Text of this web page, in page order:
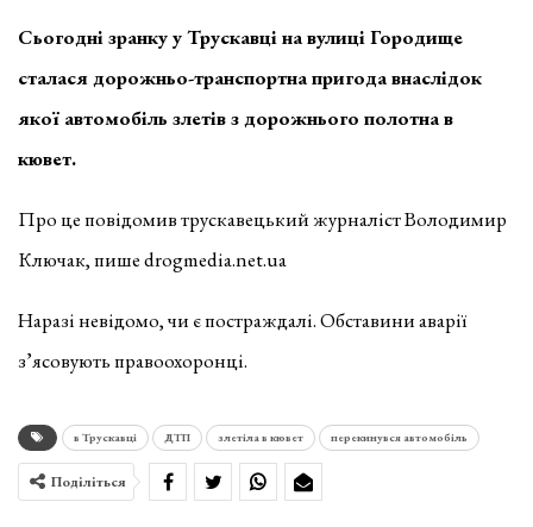
Сьогодні зранку у Трускавці на вулиці Городище
сталася дорожньо-транспортна пригода внаслідок
якої автомобіль злетів з дорожнього полотна в
кювет.
Про це повідомив трускавецький журналіст Володимир
Ключак, пише drogmedia.net.ua
Наразі невідомо, чи є постраждалі. Обставини аварії
з’ясовують правоохоронці.
в Трускавці ДТП злетіла в кювет перекинувся автомобіль
Поділіться